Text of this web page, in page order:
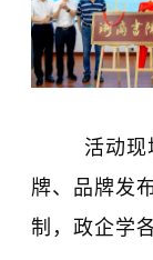
活动现场
牌、品牌发
制，政企学